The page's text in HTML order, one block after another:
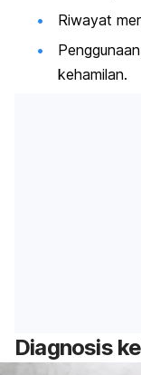
Riwayat
Penggunaan
kehamilan.
Diagnosis